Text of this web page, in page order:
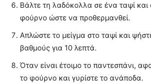
Βάλτε τη λαδόκολλα σε ένα ταψί και
φούρνο ώστε να προθερμανθεί.
Απλώστε το μείγμα στο ταψί και
βαθμούς για 10 λεπτά.
Όταν είναι έτοιμο το παντεσπάνι,
το φούρνο και γυρίστε το ανάποδα.